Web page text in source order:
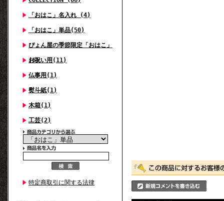
「おはこ」名入れ (4)
「おはこ」単品(50)
ぴょん屋の季節限定「おはこ」
(6)
お祝い用(11)
仏事用(1)
熨斗紙(1)
木箱(1)
工芸(2)
特定商取引に関する法律